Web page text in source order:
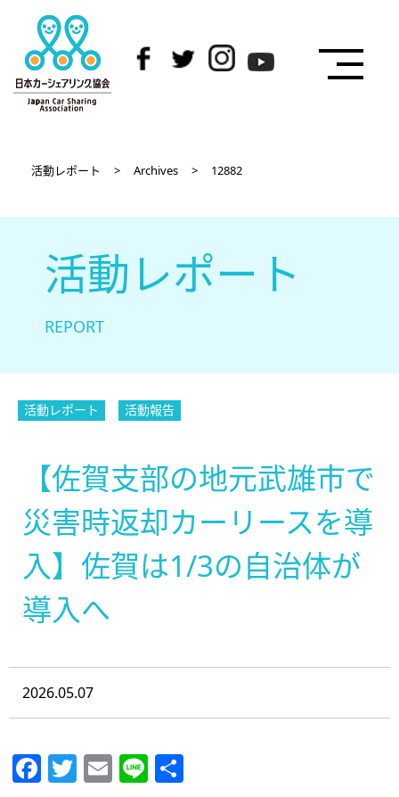
活動レポート > Archives > 12882
活動レポート
REPORT
活動レポート 活動報告
【佐賀支部の地元武雄市で
災害時返却カーリースを導
入】佐賀は1/3の自治体が
導入へ
2026.05.07
Facebook
Twitter
Email
Line